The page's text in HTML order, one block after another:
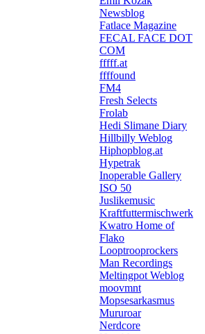
Newsblog
Fatlace Magazine
FECAL FACE DOT
COM
fffff.at
ffffound
FM4
Fresh Selects
Frolab
Hedi Slimane Diary
Hillbilly Weblog
Hiphopblog.at
Hypetrak
Inoperable Gallery
ISO 50
Juslikemusic
Kraftfuttermischwerk
Kwatro Home of
Flako
Looptrooprockers
Man Recordings
Meltingpot Weblog
moovmnt
Mopsesarkasmus
Mururoar
Nerdcore